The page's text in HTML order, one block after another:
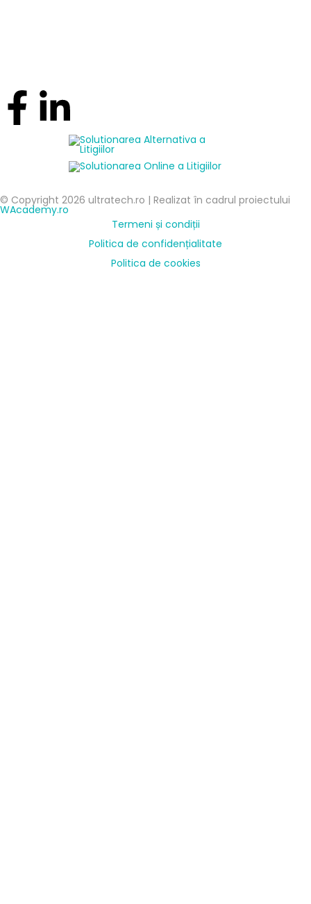
© Copyright 2026 ultratech.ro | Realizat în cadrul proiectului
WAcademy.ro
Termeni și condiții
Politica de confidențialitate
Politica de cookies